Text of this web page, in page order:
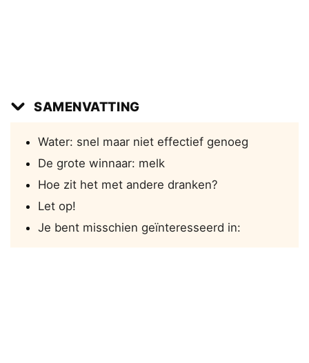
SAMENVATTING
Water: snel maar niet effectief genoeg
De grote winnaar: melk
Hoe zit het met andere dranken?
Let op!
Je bent misschien geïnteresseerd in: